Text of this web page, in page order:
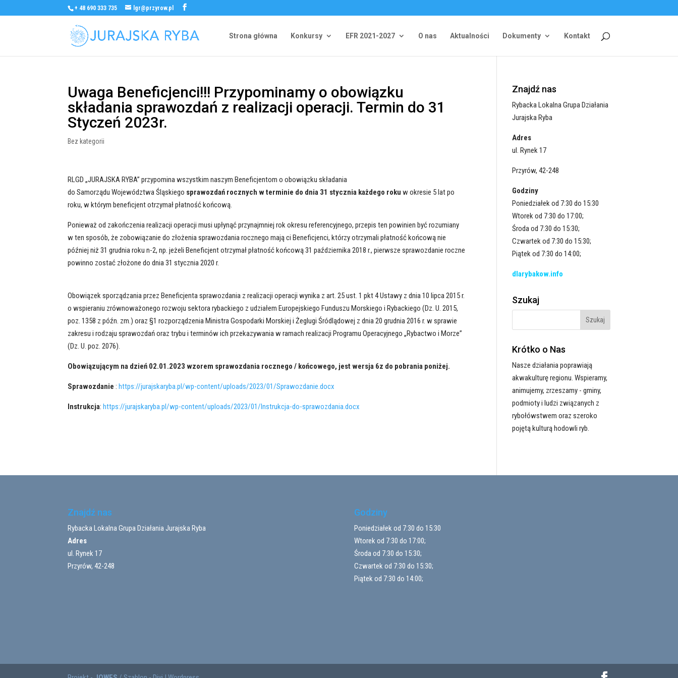
+ 48 690 333 735 lgr@przyrow.pl
Strona główna Konkursy EFR 2021-2027 O nas Aktualności Dokumenty Kontakt
Uwaga Beneficjenci!!! Przypominamy o obowiązku
składania sprawozdań z realizacji operacji. Termin do 31
Styczeń 2023r.
Bez kategorii
RLGD „JURAJSKA RYBA” przypomina wszystkim naszym Beneficjentom o obowiązku składania
do Samorządu Województwa Śląskiego sprawozdań rocznych w terminie do dnia 31 stycznia każdego roku w okresie 5 lat po
roku, w którym beneficjent otrzymał płatność końcową.
Ponieważ od zakończenia realizacji operacji musi upłynąć przynajmniej rok okresu referencyjnego, przepis ten powinien być rozumiany
w ten sposób, że zobowiązanie do złożenia sprawozdania rocznego mają ci Beneficjenci, którzy otrzymali płatność końcową nie
później niż 31 grudnia roku n-2, np. jeżeli Beneficjent otrzymał płatność końcową 31 października 2018 r., pierwsze sprawozdanie roczne
powinno zostać złożone do dnia 31 stycznia 2020 r.
Obowiązek sporządzania przez Beneficjenta sprawozdania z realizacji operacji wynika z art. 25 ust. 1 pkt 4 Ustawy z dnia 10 lipca 2015 r.
o wspieraniu zrównoważonego rozwoju sektora rybackiego z udziałem Europejskiego Funduszu Morskiego i Rybackiego (Dz. U. 2015,
poz. 1358 z późn. zm.) oraz §1 rozporządzenia Ministra Gospodarki Morskiej i Żeglugi Śródlądowej z dnia 20 grudnia 2016 r. w sprawie
zakresu i rodzaju sprawozdań oraz trybu i terminów ich przekazywania w ramach realizacji Programu Operacyjnego „Rybactwo i Morze”
(Dz. U. poz. 2076).
Obowiązującym na dzień 02.01.2023 wzorem sprawozdania rocznego / końcowego, jest wersja 6z do pobrania poniżej.
Sprawozdanie:https://jurajskaryba.pl/wp-content/uploads/2023/01/Sprawozdanie.docx
Instrukcja:https://jurajskaryba.pl/wp-content/uploads/2023/01/Instrukcja-do-sprawozdania.docx
Znajdź nas
Rybacka Lokalna Grupa Działania
Jurajska Ryba
Adres
ul. Rynek 17
Przyrów, 42-248
Godziny
Poniedziałek od 7:30 do 15:30
Wtorek od 7:30 do 17:00;
Środa od 7:30 do 15:30;
Czwartek od 7:30 do 15:30;
Piątek od 7:30 do 14:00;
dlarybakow.info
Szukaj
Krótko o Nas
Nasze działania poprawiają
akwakulturę regionu. Wspieramy,
animujemy, zrzeszamy - gminy,
podmioty i ludzi związanych z
rybołówstwem oraz szeroko
pojętą kulturą hodowli ryb.
Znajdź nas
Rybacka Lokalna Grupa Działania Jurajska Ryba
Adres
ul. Rynek 17
Przyrów, 42-248
Godziny
Poniedziałek od 7:30 do 15:30
Wtorek od 7:30 do 17:00;
Środa od 7:30 do 15:30;
Czwartek od 7:30 do 15:30;
Piątek od 7:30 do 14:00;